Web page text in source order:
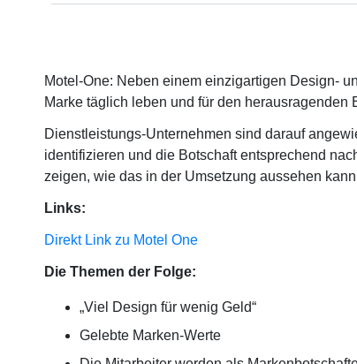
Motel-One: Neben einem einzigartigen Design-
Marke täglich leben und für den herausragenden
Dienstleistungs-Unternehmen sind darauf
identifizieren und die Botschaft entsprechend
zeigen, wie das in der Umsetzung aussehen
Links:
Direkt Link zu Motel One
Die Themen der Folge:
„Viel Design für wenig Geld“
Gelebte Marken-Werte